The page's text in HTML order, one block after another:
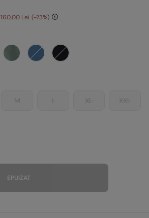
160,00 Lei 73
M L XL XXL
EPUIZAT